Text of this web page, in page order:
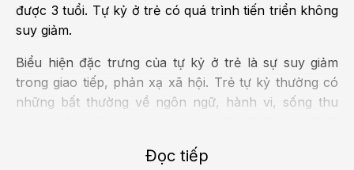
được 3 tuổi. Tự kỷ ở trẻ có quá trình tiến triển không
suy giảm.
Biểu hiện đặc trưng của tự kỷ ở trẻ là sự suy giảm
trong giao tiếp, phản xạ xã hội. Trẻ tự kỷ thường có
những bất thường về ngôn ngữ, hành vi, sống thu
chúng ta khá dễ để nhận ra.
Đọc tiếp